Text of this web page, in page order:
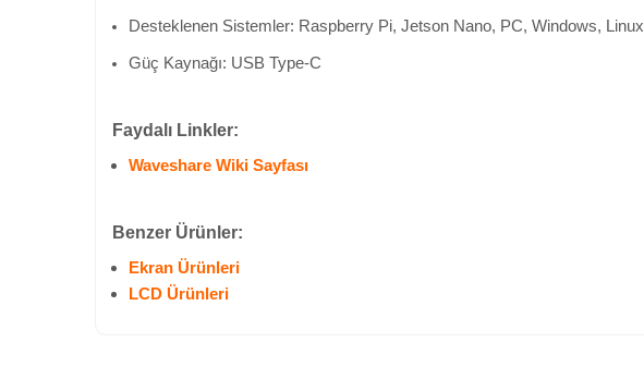
Desteklenen Sistemler: Raspberry Pi, Jetson Nano, PC, Windows, Linux
Güç Kaynağı: USB Type-C
Faydalı Linkler:
Waveshare Wiki Sayfası
Benzer Ürünler:
Ekran Ürünleri
LCD Ürünleri